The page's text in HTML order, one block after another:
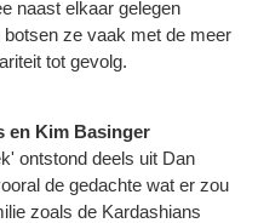
naast elkaar gelegen
ze vaak met de meer
tot gevolg.
en Kim Basinger
ontstond deels uit Dan
de gedachte wat er zou
zoals de Kardashians